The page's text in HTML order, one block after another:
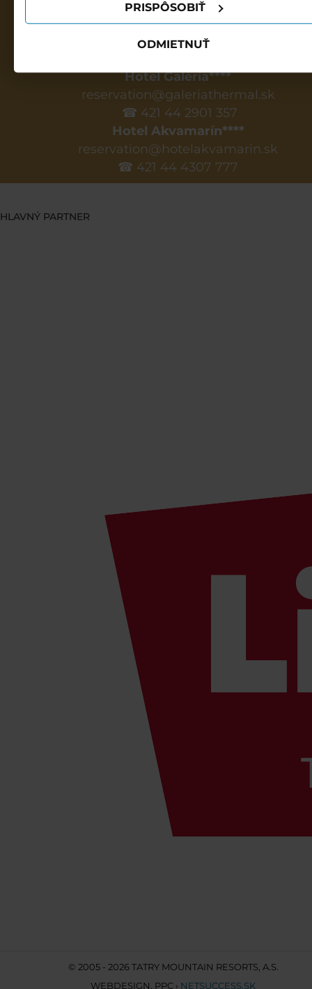
PRISPÔSOBIŤ
ODMIETNUŤ
Hotel Bešeňová***
reservation@hotelbesenova.sk
Hotel Galéria****
reservation@galeriathermal.sk
☎ 421 44 2901 357
Hotel Akvamarín****
reservation@hotelakvamarin.sk
☎ 421 44 4307 777
HLAVNÝ PARTNER
© 2005 - 2026 TATRY MOUNTAIN RESORTS, A.S.
WEBDESIGN PPC › NETSUCCESS.SK